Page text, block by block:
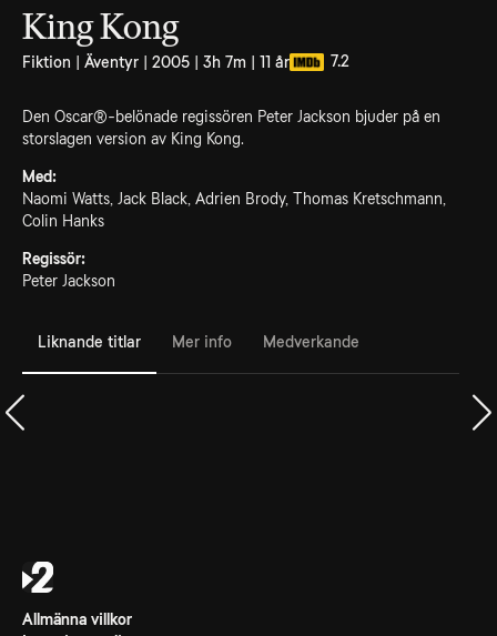
King Kong
Fiktion | Äventyr | 2005 | 3h 7m | 11 år 7.2
Den Oscar®-belönade regissören Peter Jackson bjuder på en
storslagen version av King Kong.
Med:
Naomi Watts, Jack Black, Adrien Brody, Thomas Kretschmann,
Colin Hanks
Regissör:
Peter Jackson
Liknande titlar Mer info Medverkande
Allmänna villkor